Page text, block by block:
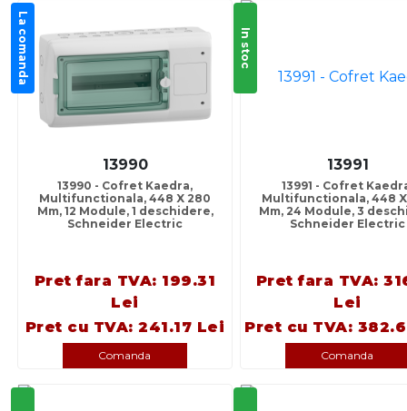
La comanda
13990
13990 - Cofret Kaedra,
Multifunctionala, 448 X 280
Mm, 12 Module, 1 deschidere,
Schneider Electric
Pret fara TVA: 199.31
Lei
Pret cu TVA: 241.17 Lei
Comanda
In stoc
13991
13991 - Cofret
Multifunctionala, 448
Mm, 24 Module, 3
Schneider Electric
Pret fara TVA:
Lei
Pret cu TVA:
Comanda